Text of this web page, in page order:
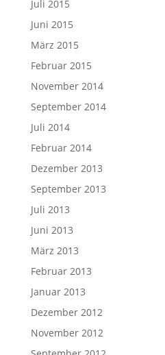
Juli 2015
Juni 2015
März 2015
Februar 2015
November 2014
September 2014
Juli 2014
Februar 2014
Dezember 2013
September 2013
Juli 2013
Juni 2013
März 2013
Februar 2013
Januar 2013
Dezember 2012
November 2012